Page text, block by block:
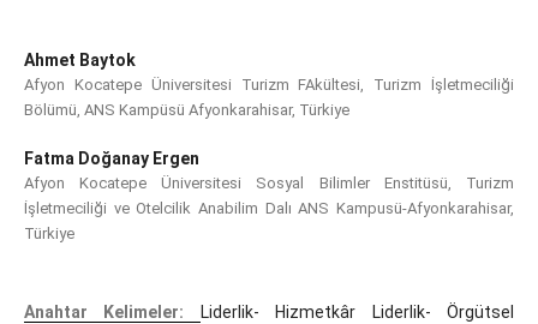
Ahmet Baytok
Afyon Kocatepe Üniversitesi Turizm FAkültesi, Turizm İşletmeciliği
Bölümü, ANS Kampüsü Afyonkarahisar, Türkiye
Fatma Doğanay Ergen
Afyon Kocatepe Üniversitesi Sosyal Bilimler Enstitüsü, Turizm
İşletmeciliği ve Otelcilik Anabilim Dalı ANS Kampusü-Afyonkarahisar,
Türkiye
Anahtar Kelimeler:
Liderlik- Hizmetkâr Liderlik- Örgütsel